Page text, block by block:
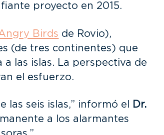
proyecto en 2015.
Birds de Rovio),
(de tres continentes) que
las islas. La perspectiva de
el esfuerzo.
seis islas,” informó el
Dr.
a los alarmantes